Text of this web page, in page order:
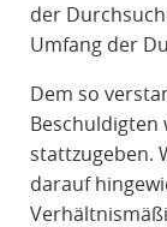
der
Umfang der
Dem so
stattzugeben.
darauf